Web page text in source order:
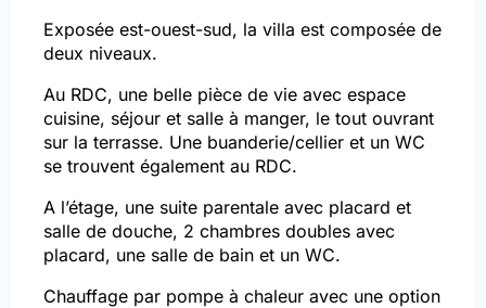
Exposée est-ouest-sud, la villa est composée de
deux niveaux.
Au RDC, une belle pièce de vie avec espace
cuisine, séjour et salle à manger, le tout ouvrant
sur la terrasse. Une buanderie/cellier et un WC
se trouvent également au RDC.
A l’étage, une suite parentale avec placard et
salle de douche, 2 chambres doubles avec
placard, une salle de bain et un WC.
Chauffage par pompe à chaleur avec une option